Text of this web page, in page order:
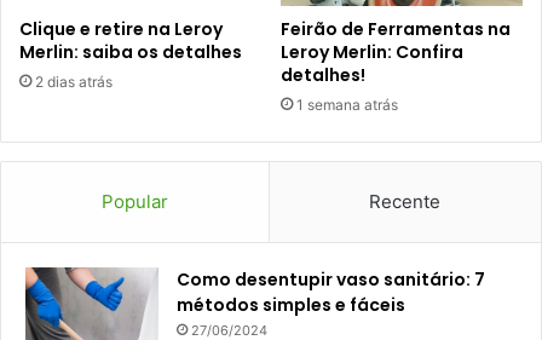
Clique e retire na Leroy
Merlin: saiba os detalhes
2 dias atrás
Feirão de Ferramentas na
Leroy Merlin: Confira
detalhes!
1 semana atrás
Popular Recente
Como desentupir vaso sanitário: 7
métodos simples e fáceis
27/06/2024